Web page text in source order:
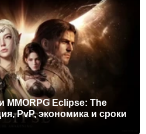
MMORPG Eclipse: The
PvP, экономика и сроки